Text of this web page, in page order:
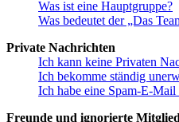
Was ist eine Hauptgruppe?
Was bedeutet der „Das
Private Nachrichten
Ich kann keine Privaten
Ich bekomme ständig
Ich habe eine Spam-E-
Freunde und ignorierte